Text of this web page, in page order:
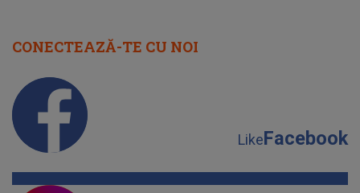
CONECTEAZĂ-TE CU NOI
LikeFacebook